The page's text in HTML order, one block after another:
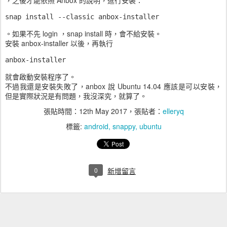
snap install --classic anbox-installer
。如果不先 login ，snap install 時，會不給安裝。
安裝 anbox-installer 以後，再執行
anbox-installer
就會啟動安裝程序了。
不過我還是安裝失敗了，anbox 說 Ubuntu 14.04 應該是可以安裝，
但是實際狀況是有問題，我沒深究，就算了。
張貼時間： 12th May 2017，張貼者： elleryq
標籤: android snappy ubuntu
0 新增留言